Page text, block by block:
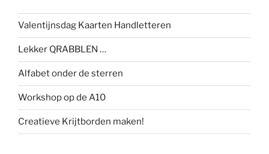
Valentijnsdag Kaarten Handletteren
Lekker QRABBLEN …
Alfabet onder de sterren
Workshop op de A10
Creatieve Krijtborden maken!